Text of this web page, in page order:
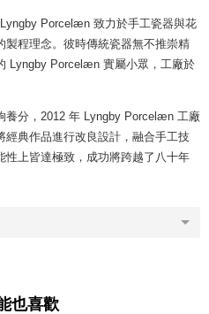
Porcelæn 致力於手工瓷器與花
程理念。彼時傳統瓷器無不推崇精
Lyngby Porcelæn 實屬小眾，工廠於
養分，2012 年 Lyngby Porcelæn 工廠
典作品進行改良設計，融合手工技
上皆達極致，成功將跨越了八十年
也喜歡